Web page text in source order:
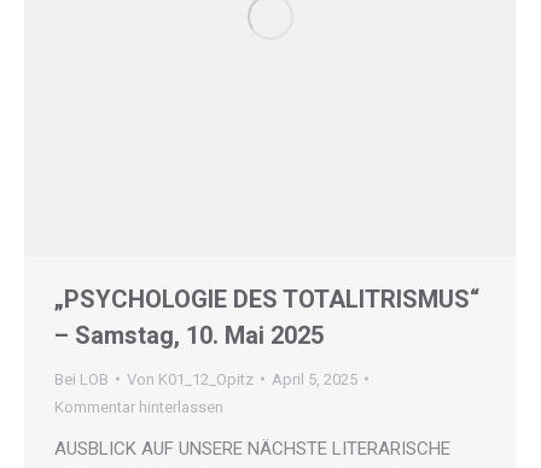
„PSYCHOLOGIE DES TOTALITRISMUS“
– Samstag, 10. Mai 2025
Bei LOB Von K01_12_Opitz
April 5, 2025
Kommentar hinterlassen
AUSBLICK AUF UNSERE NÄCHSTE LITERARISCHE